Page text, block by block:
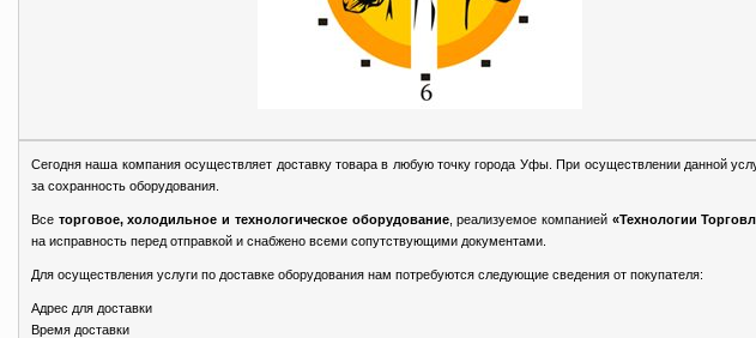
Сегодня наша компания осуществляет доставку товара в любую точку города Уфы. При осуществлении данной
за сохранность оборудования.
Все торговое, холодильное и технологическое оборудование, реализуемое компанией «Технологии
на исправность перед отправкой и снабжено всеми сопутствующими документами.
Для осуществления услуги по доставке оборудования нам потребуются следующие сведения от покупателя:
Адрес для доставки
Время доставки